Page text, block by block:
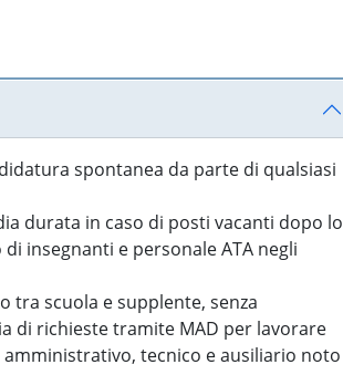
spontanea da parte di qualsiasi
durata in caso di posti vacanti dopo lo
insegnanti e personale ATA negli
scuola e supplente, senza
di richieste tramite MAD per lavorare
tecnico e ausiliario noto